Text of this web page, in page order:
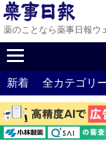
薬のことなら薬事日報ウ
新着 全カテゴリ